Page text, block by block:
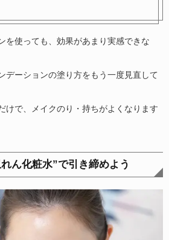
を使っても、効果があまり実感できな
デーションの塗り方をもう一度見直して
けで、メイクのり・持ちがよくなります
化粧水”で引き締めよう